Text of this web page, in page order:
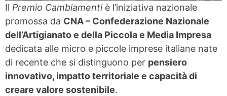
Il Premio Cambiamentiè l’iniziativa nazionale
promossa da CNA – Confederazione Nazionale
dell’Artigianato e della Piccola e Media Impresa
dedicata alle micro e piccole imprese italiane nate
di recente che si distinguono per pensiero
innovativo, impatto territoriale e capacità di
creare valore sostenibile.